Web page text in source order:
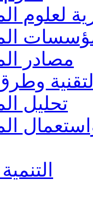
لعلوم
مصادر
تحليل